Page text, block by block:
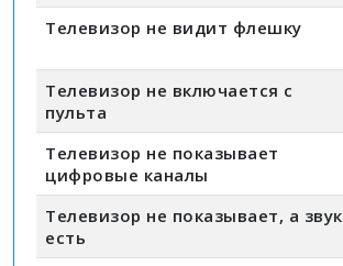
Телевизор не видит флешку
Телевизор не включается с
пульта
Телевизор не показывает
цифровые каналы
Телевизор не показывает, а звук
есть